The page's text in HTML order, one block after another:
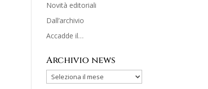
Novità editoriali
Dall’archivio
Accadde il…
Archivio news